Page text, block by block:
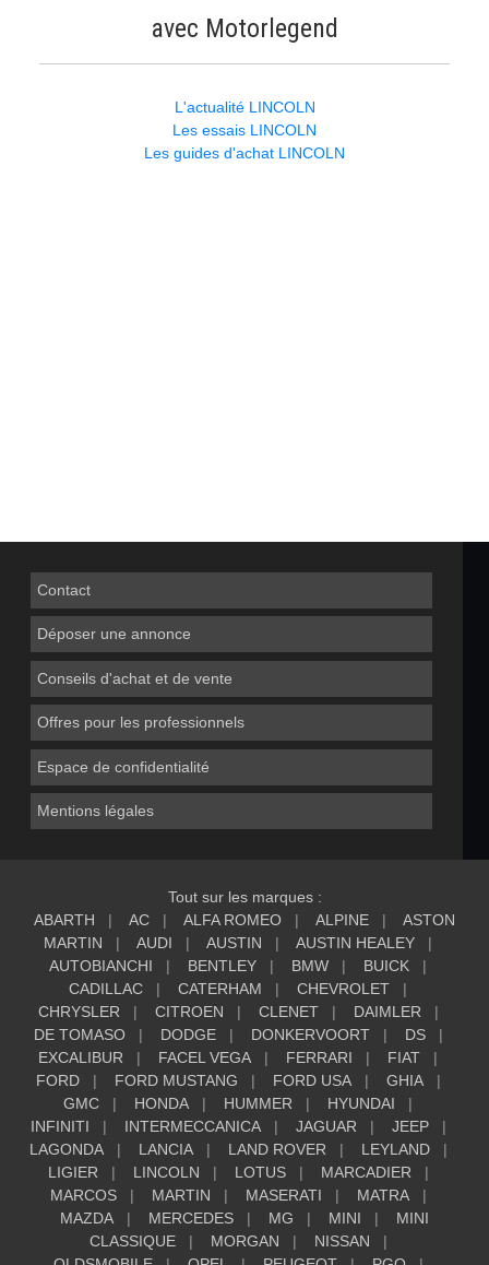
avec Motorlegend
L'actualité LINCOLN
Les essais LINCOLN
Les guides d'achat LINCOLN
Contact
Déposer une annonce
Conseils d'achat et de vente
Offres pour les professionnels
Espace de confidentialité
Mentions légales
Tout sur les marques :
ABARTH
AC ALFA ROMEO ALPINE
ASTON
MARTIN
AUDI AUSTIN
AUSTIN HEALEY
AUTOBIANCHI
BENTLEY BMW
BUICK
CADILLAC
CATERHAM
CHEVROLET
CHRYSLER
CITROEN CLENET
DAIMLER
DE TOMASO
DODGE DONKERVOORT
DS
EXCALIBUR
FACEL VEGA FERRARI
FIAT
FORD
FORD MUSTANG FORD USA
GHIA
GMC
HONDA HUMMER
HYUNDAI
INFINITI
INTERMECCANICA JAGUAR
JEEP
LAGONDA
LANCIA LAND ROVER
LEYLAND
LIGIER
LINCOLN LOTUS
MARCADIER
MARCOS
MARTIN MASERATI
MATRA
MAZDA
MERCEDES MG MINI
MINI
CLASSIQUE
MORGAN
NISSAN